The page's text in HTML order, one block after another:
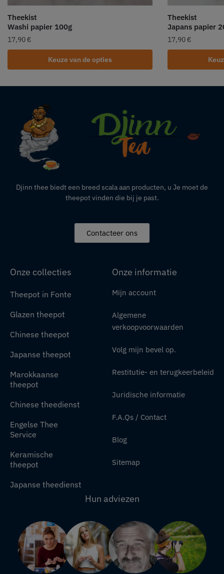
Theekist
Washi papier 100g
17,90 €
Keuze van de opties
Theekist
Japans papier
17,90 €
Djinn thee biedt een breed scala aan producten, u Je moet de
theepot vinden die bij je past.
Contacteer ons
Onze collecties
Theepot in Fonte
Glazen theepot
Chinese theepot
Japanse theepot
Marokkaanse
theepot
Chinese theedienst
Engelse Thee
Service
Keramische
theepot
Japanse theedienst
Onze informatie
Mijn account
Algemene
verkoopvoorwaarden
Volg mijn bevel op.
Restitutie- en terugkeerbeleid
Juridische informatie
F.A.Qs / Contact
Blog
Sitemap
Hun adviezen